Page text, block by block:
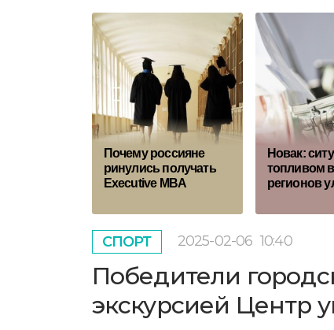
Почему россияне
ринулись получать
Executive MBA
Новак:
топливом
регионов
СПОРТ 2025-02-06 10:40
Победители
экскурсией Центр